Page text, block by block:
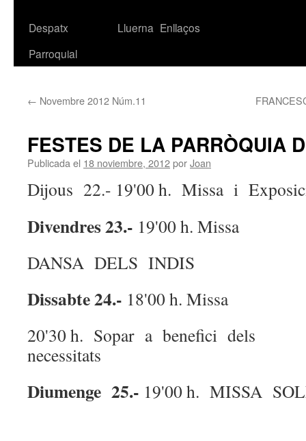
Despatx
Parroquial
Lluerna Enllaços
← Novembre 2012 Núm.11
FESTES DE LA PARRÒQUIA
Publicada el 18 noviembre, 2012porJoan
Dijous 22.- 19'00 h. Missa i
Divendres 23.- 19'00 h. Missa
DANSA DELS INDIS
Dissabte 24.- 18'00 h. Missa
20'30 h. Sopar a benefici dels
necessitats
Diumenge 25.- 19'00 h. MISSA